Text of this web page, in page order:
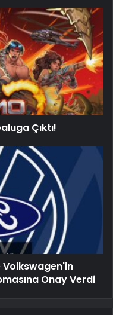
Çıktı!
Volkswagen'in
Onay Verdi